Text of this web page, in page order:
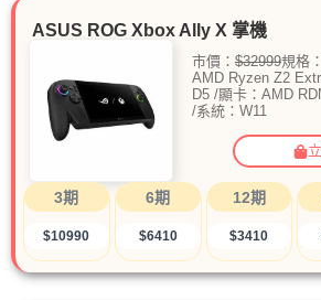
ASUS ROG Xbox Ally X 掌機
市價： $32999規格
AMD Ryzen Z2
D5 /顯卡：AMD
/系統：W11
3期
$10990
6期
$6410
12期
$3410